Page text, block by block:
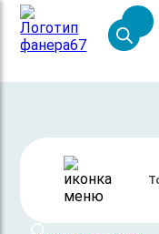
Skip
ФанераДревесные материалы
ХДФ
Золотой) 2